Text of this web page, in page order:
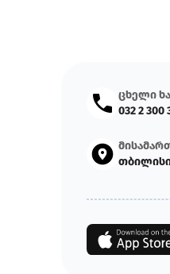
ცხელი
032 2 300